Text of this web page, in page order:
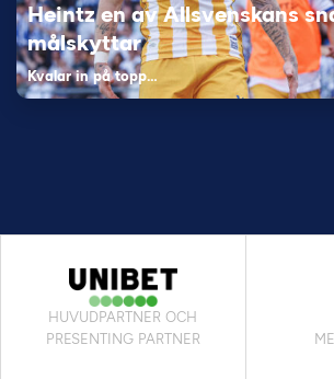
Heintz en av Allsvenskans
målskyttar
Kvalar in på topp…
HUVUDPARTNER OCH
PRESENTING PARTNER